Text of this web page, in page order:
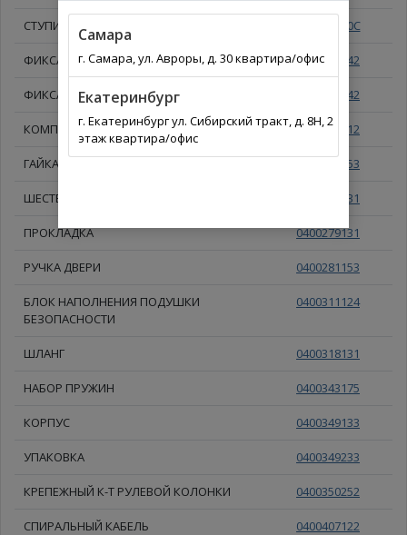
СТУПИЦА 040024320C
ФИКСАТОР С НАКЛЕЙКОЙ, КОМПЛЕКТ 0400250442
ФИКСАТОР С НАКЛЕЙКОЙ, КОМПЛЕКТ 0400250542
КОМПЛЕКТ БОЛТОВ 0400252112
ГАЙКА 0400264153
ШЕСТЕРНЯ РАСПРЕДЕЛИТЕЛЬНОГО ВАЛА 0400267131
ПРОКЛАДКА 0400279131
РУЧКА ДВЕРИ 0400281153
БЛОК НАПОЛНЕНИЯ ПОДУШКИ
БЕЗОПАСНОСТИ
0400311124
ШЛАНГ 0400318131
НАБОР ПРУЖИН 0400343175
КОРПУС 0400349133
УПАКОВКА 0400349233
КРЕПЕЖНЫЙ К-Т РУЛЕВОЙ КОЛОНКИ 0400350252
СПИРАЛЬНЫЙ КАБЕЛЬ 0400407122
Самара
г. Самара, ул. Авроры, д. 30 квартира/офис
Екатеринбург
г. Екатеринбург ул. Сибирский тракт, д. 8Н, 2
этаж квартира/офис